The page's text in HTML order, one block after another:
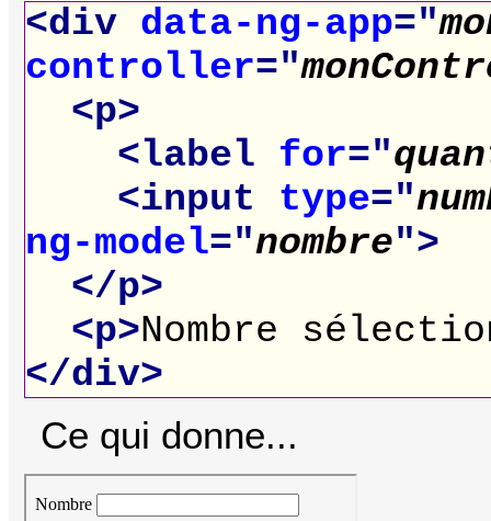
<div data-ng-app="
controller="
<p>
<label for="
<input type="
ng-model="nombre">
</p>
<p>Nombre
</div>
Ce qui donne...